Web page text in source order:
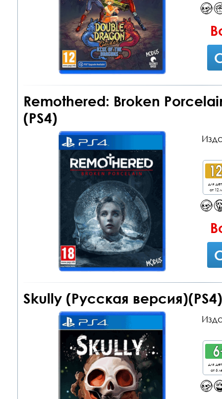
Remothered: Broken
(PS4)
для
от 12
Skully (Русская версия)(PS4)
для
от 6